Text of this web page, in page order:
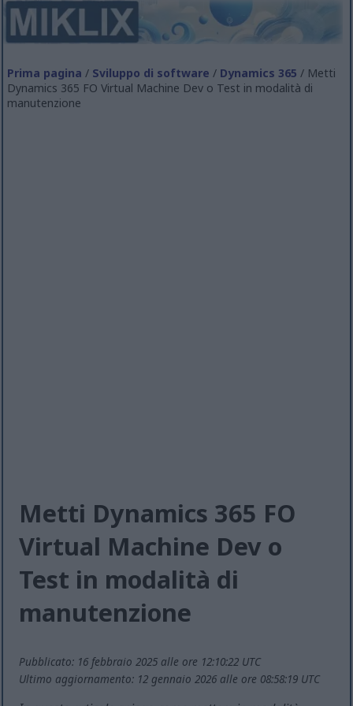
Prima pagina / Sviluppo di software / Dynamics 365 / Metti
Dynamics 365 FO Virtual Machine Dev o Test in modalità di
manutenzione
Metti Dynamics 365 FO
Virtual Machine Dev o
Test in modalità di
manutenzione
Pubblicato: 16 febbraio 2025 alle ore 12:10:22 UTC
Ultimo aggiornamento: 12 gennaio 2026 alle ore 08:58:19 UTC